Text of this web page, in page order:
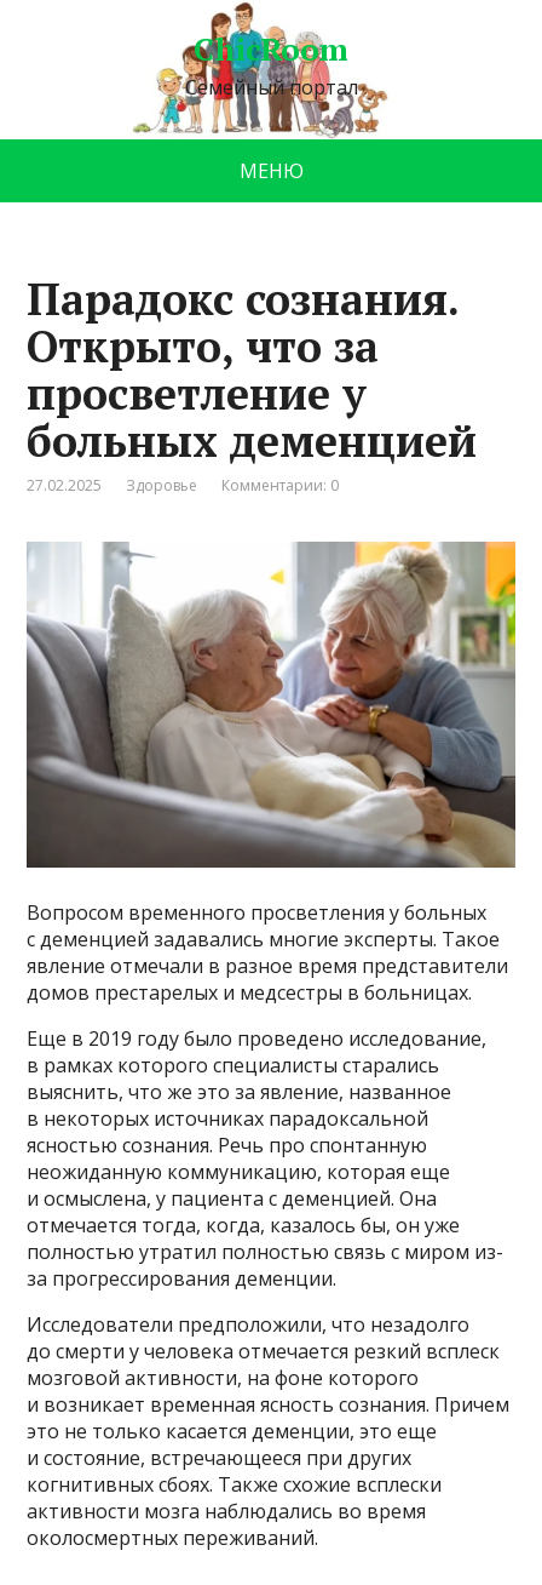
ChicRoom
Семейный портал
МЕНЮ
Парадокс сознания.
Открыто, что за
просветление у
больных деменцией
27.02.2025 Здоровье Комментарии: 0
Вопросом временного просветления у больных
с деменцией задавались многие эксперты. Такое
явление отмечали в разное время представители
домов престарелых и медсестры в больницах.
Еще в 2019 году было проведено исследование,
в рамках которого специалисты старались
выяснить, что же это за явление, названное
в некоторых источниках парадоксальной
ясностью сознания. Речь про спонтанную
неожиданную коммуникацию, которая еще
и осмыслена, у пациента с деменцией. Она
отмечается тогда, когда, казалось бы, он уже
полностью утратил полностью связь с миром из-
за прогрессирования деменции.
Исследователи предположили, что незадолго
до смерти у человека отмечается резкий всплеск
мозговой активности, на фоне которого
и возникает временная ясность сознания. Причем
это не только касается деменции, это еще
и состояние, встречающееся при других
когнитивных сбоях. Также схожие всплески
активности мозга наблюдались во время
околосмертных переживаний.